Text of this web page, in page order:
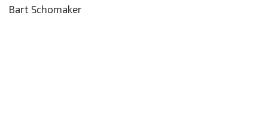
Bart Schomaker